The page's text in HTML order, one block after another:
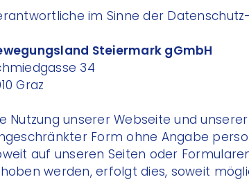
im Sinne der
Steiermark gGmbH
34
Graz
Nutzung unserer Webseite und
Form ohne Angabe
auf unseren Seiten oder
werden, erfolgt dies, soweit